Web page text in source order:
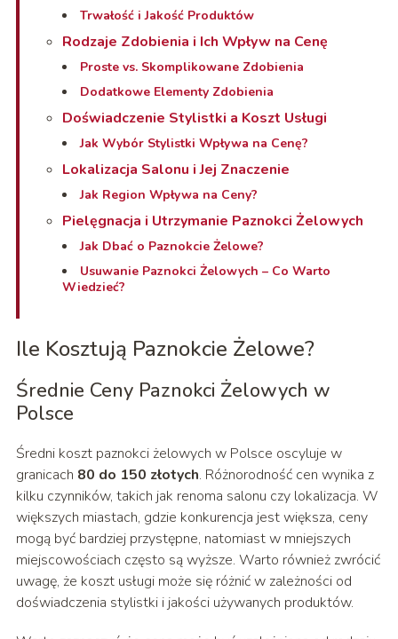
Trwałość i Jakość Produktów
Rodzaje Zdobienia i Ich Wpływ na Cenę
Proste vs. Skomplikowane Zdobienia
Dodatkowe Elementy Zdobienia
Doświadczenie Stylistki a Koszt Usługi
Jak Wybór Stylistki Wpływa na Cenę?
Lokalizacja Salonu i Jej Znaczenie
Jak Region Wpływa na Ceny?
Pielęgnacja i Utrzymanie Paznokci Żelowych
Jak Dbać o Paznokcie Żelowe?
Usuwanie Paznokci Żelowych – Co Warto
Wiedzieć?
Ile Kosztują Paznokcie Żelowe?
Średnie Ceny Paznokci Żelowych w
Polsce
Średni koszt paznokci żelowych w Polsce oscyluje w
granicach 80 do 150 złotych. Różnorodność cen wynika z
kilku czynników, takich jak renoma salonu czy lokalizacja. W
większych miastach, gdzie konkurencja jest większa, ceny
mogą być bardziej przystępne, natomiast w mniejszych
miejscowościach często są wyższe. Warto również zwrócić
uwagę, że koszt usługi może się różnić w zależności od
doświadczenia stylistki i jakości używanych produktów.